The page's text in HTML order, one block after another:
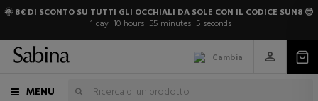
🌞 8€ DI SCONTO SU TUTTI GLI OCCHIALI DA SOLE CON IL CODICE SUN8 😎
1 day 10 hours 55 minutes 5 seconds
Cambia
MENU